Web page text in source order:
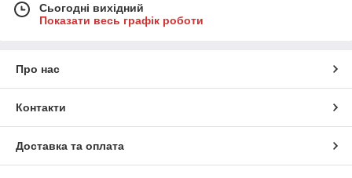
Сьогодні вихідний
Показати весь графік роботи
Про нас
Контакти
Доставка та оплата